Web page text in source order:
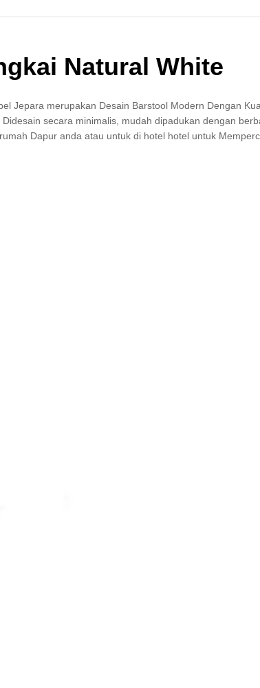
Natural White
Jepara merupakan Desain Barstool Modern Dengan
secara minimalis, mudah dipadukan dengan
Dapur anda atau untuk di hotel hotel untuk